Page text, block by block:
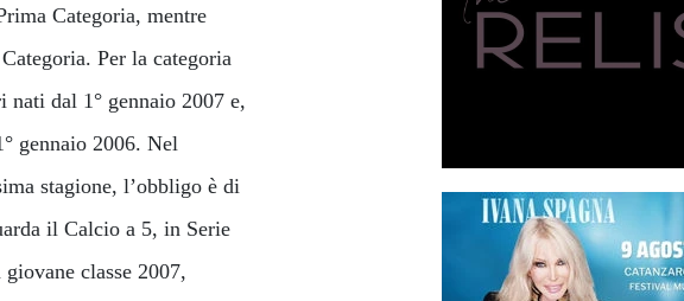
Categoria, mentre
Per la categoria
dal 1° gennaio 2007 e,
gennaio 2006. Nel
stagione, l’obbligo è di
il Calcio a 5, in Serie
classe 2007,